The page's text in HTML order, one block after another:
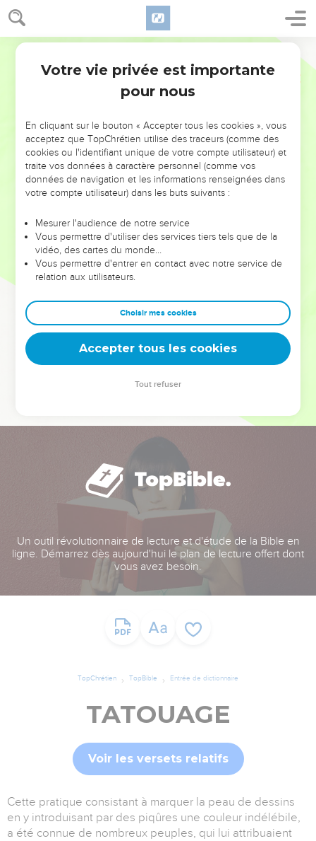
NE MANQUEZ PAS L’ÉVÉNEMENT
DE L’ANNÉE !
ET SI LEURS ERREURS POUVAIENT VOUS ÉVITER LES
VOTRES ?
leur foi ou leur vision. Mais on voit moins les doutes, les erreurs
et les saisons difficiles qu'ils ont traversés, alors même que ce
sont elles qui les ont façonnés.
Dans cette conférence, leaders, entrepreneurs, et responsables
clés pour avancer avec plus de sagesse afin que leurs erreurs
deviennent vos tremplins. Que vous guidiez un ministère, une
équipe, un groupe ou une famille, leur expérience est faite
Un outil révolutionnaire de lecture et d'étude de la Bible en
ligne. Démarrez dès aujourd'hui le plan de lecture offert dont
vous avez besoin.
TopChrétien TopBible Entrée de dictionnaire
TATOUAGE
Voir les versets relatifs
Cette pratique consistant à marquer la peau de dessins
en y introduisant par des piqûres une couleur indélébile,
a été connue de nombreux peuples, qui lui attribuaient
Votre vie privée est importante
pour nous
En cliquant sur le bouton « Accepter tous les cookies », vous
acceptez que TopChrétien utilise des traceurs (comme des
cookies ou l'identifiant unique de votre compte utilisateur) et
traite vos données à caractère personnel (comme vos
données de navigation et les informations renseignées dans
votre compte utilisateur) dans les buts suivants :
Mesurer l'audience de notre service
Vous permettre d'utiliser des services tiers tels que de la
vidéo, des cartes du monde…
Vous permettre d'entrer en contact avec notre service de
relation aux utilisateurs.
Choisir mes cookies
Accepter tous les cookies
Tout refuser